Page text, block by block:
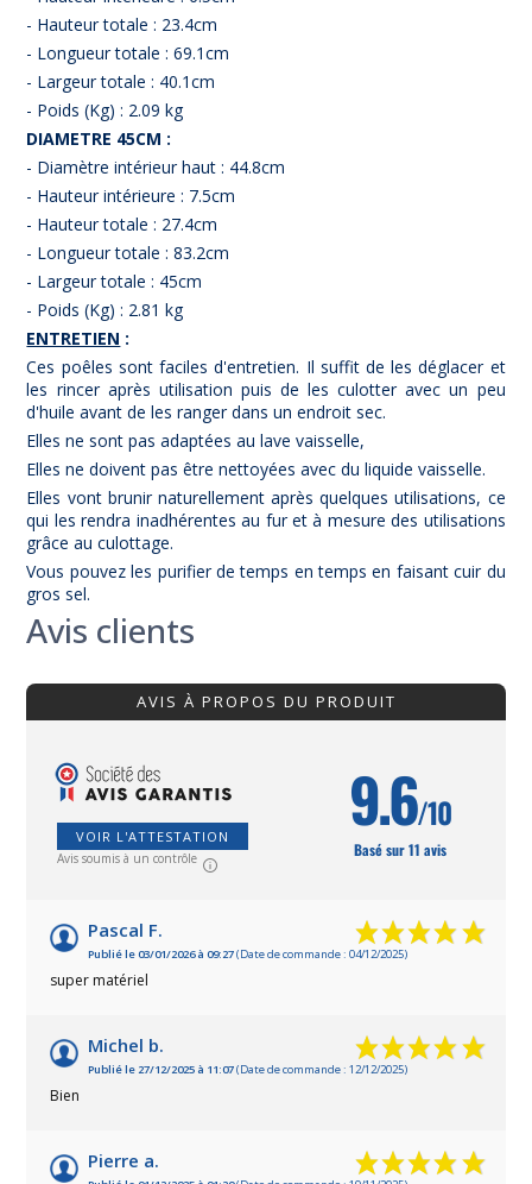
- Hauteur totale : 23.4cm
- Longueur totale : 69.1cm
- Largeur totale : 40.1cm
- Poids (Kg) : 2.09 kg
DIAMETRE 45CM :
- Diamètre intérieur haut : 44.8cm
- Hauteur intérieure : 7.5cm
- Hauteur totale : 27.4cm
- Longueur totale : 83.2cm
- Largeur totale : 45cm
- Poids (Kg) : 2.81 kg
ENTRETIEN :
Ces poêles sont faciles d'entretien. Il suffit de les déglacer et
les rincer après utilisation puis de les culotter avec un peu
d'huile avant de les ranger dans un endroit sec.
Elles ne sont pas adaptées au lave vaisselle,
Elles ne doivent pas être nettoyées avec du liquide vaisselle.
Elles vont brunir naturellement après quelques utilisations, ce
qui les rendra inadhérentes au fur et à mesure des utilisations
grâce au culottage.
Vous pouvez les purifier de temps en temps en faisant cuir du
gros sel.
Avis clients
AVIS À PROPOS DU PRODUIT
VOIR L'ATTESTATION
Avis soumis à un contrôle
9.6/10
Basé sur 11 avis
Pascal F.
Publié le 03/01/2026 à 09:27(Date de commande : 04/12/2025)
super matériel
Michel b.
Publié le 27/12/2025 à 11:07(Date de commande : 12/12/2025)
Bien
Pierre a.